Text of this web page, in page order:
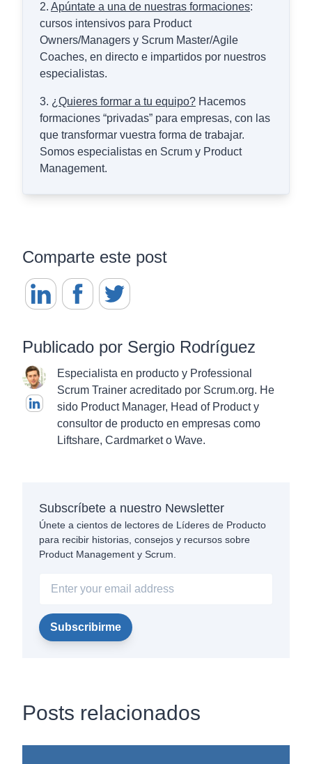
2. Apúntate a una de nuestras formaciones:
cursos intensivos para Product
Owners/Managers y Scrum Master/Agile
Coaches, en directo e impartidos por nuestros
especialistas.
3. ¿Quieres formar a tu equipo? Hacemos
formaciones “privadas” para empresas, con las
que transformar vuestra forma de trabajar.
Somos especialistas en Scrum y Product
Management.
Comparte este post
Publicado por Sergio Rodríguez
Especialista en producto y Professional
Scrum Trainer acreditado por Scrum.org. He
sido Product Manager, Head of Product y
consultor de producto en empresas como
Liftshare, Cardmarket o Wave.
Subscríbete a nuestro Newsletter
Únete a cientos de lectores de Líderes de Producto
para recibir historias, consejos y recursos sobre
Product Management y Scrum.
Posts relacionados